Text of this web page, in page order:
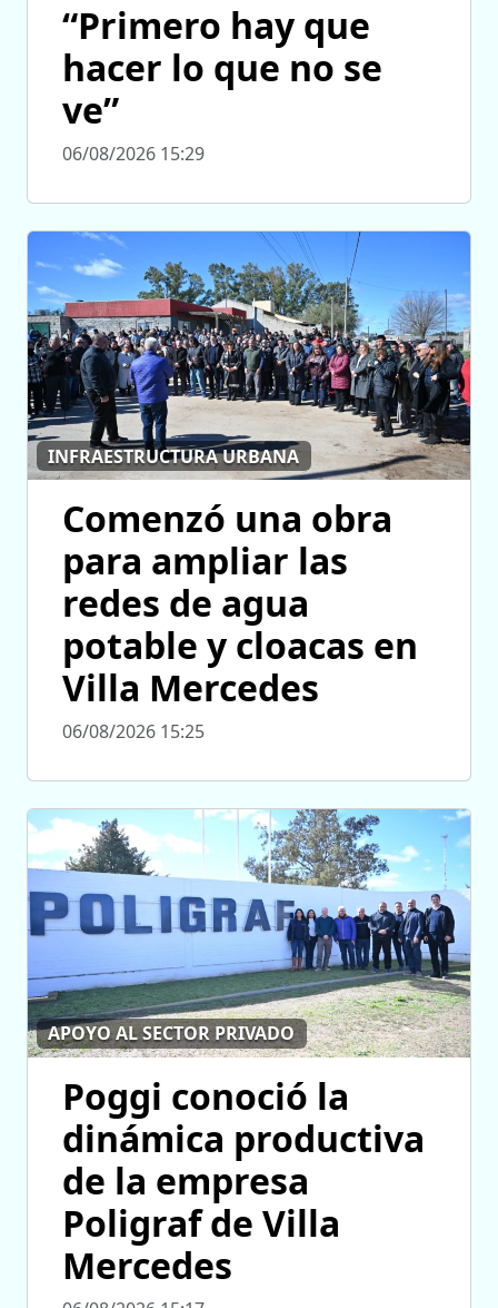
“Primero hay que
hacer lo que no se
ve”
06/08/2026 15:29
INFRAESTRUCTURA URBANA
Comenzó una obra
para ampliar las
redes de agua
potable y cloacas en
Villa Mercedes
06/08/2026 15:25
APOYO AL SECTOR PRIVADO
Poggi conoció la
dinámica productiva
de la empresa
Poligraf de Villa
Mercedes